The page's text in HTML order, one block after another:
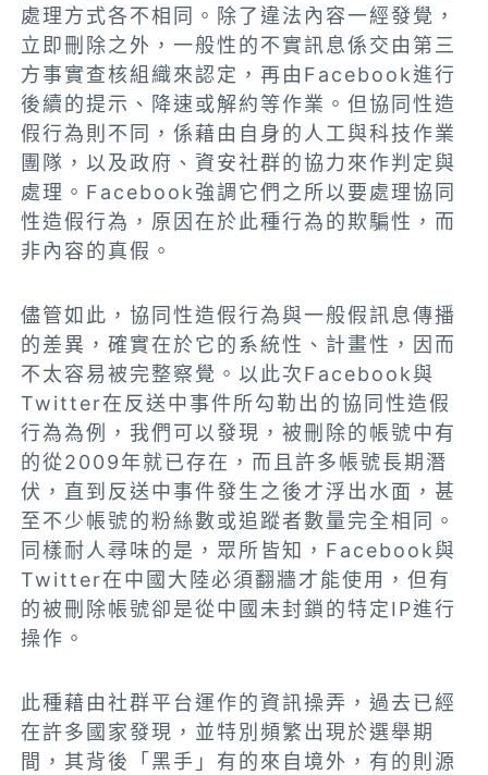
處理方式各不相同。除了違法內容一經發覺，
立即刪除之外，一般性的不實訊息係交由第三
方事實查核組織來認定，再由Facebook進行
後續的提示、降速或解約等作業。但協同性造
假行為則不同，係藉由自身的人工與科技作業
團隊，以及政府、資安社群的協力來作判定與
處理。Facebook強調它們之所以要處理協同
性造假行為，原因在於此種行為的欺騙性，而
非內容的真假。
儘管如此，協同性造假行為與一般假訊息傳播
的差異，確實在於它的系統性、計畫性，因而
不太容易被完整察覺。以此次Facebook與
Twitter在反送中事件所勾勒出的協同性造假
行為為例，我們可以發現，被刪除的帳號中有
的從2009年就已存在，而且許多帳號長期潛
伏，直到反送中事件發生之後才浮出水面，甚
至不少帳號的粉絲數或追蹤者數量完全相同。
同樣耐人尋味的是，眾所皆知，Facebook與
Twitter在中國大陸必須翻牆才能使用，但有
的被刪除帳號卻是從中國未封鎖的特定IP進行
操作。
此種藉由社群平台運作的資訊操弄，過去已經
在許多國家發現，並特別頻繁出現於選舉期
間，其背後「黑手」有的來自境外，有的則源